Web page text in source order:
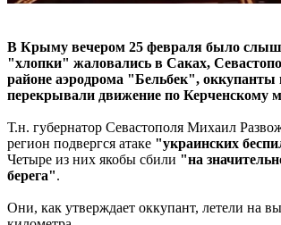
В Крыму вечером 25 февраля было
"хлопки" жаловались в Саках,
районе аэродрома "Бельбек", оккупанты
перекрывали движение по Керченскому
Т.н. губернатор Севастополя Михаил
регион подвергся атаке "украинских
Четыре из них якобы сбили "на
берега".
Они, как утверждает оккупант, летели на